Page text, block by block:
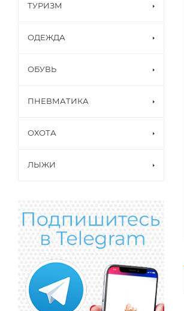
ТУРИЗМ
ОДЕЖДА
ОБУВЬ
ПНЕВМАТИКА
ОХОТА
ЛЫЖИ